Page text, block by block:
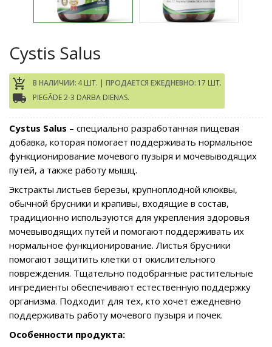
Cystis Salus
add_shopping_cart В НАЛИЧИИ: 4 ШТ. | ПРОДАЕТСЯ ЕЖЕДНЕВНО: 17 ШТ.
local_shipping PIEGĀDE 2-3 DARBA DIENAS.
Cystus Salus – специально разработанная пищевая
добавка, которая помогает поддерживать нормальное
функционирование мочевого пузыря и мочевыводящих
путей, а также работу мышц.
Экстракты листьев березы, крупноплодной клюквы,
обычной брусники и крапивы, входящие в состав,
традиционно используются для укрепления здоровья
мочевыводящих путей и помогают поддерживать их
нормальное функционирование. Листья брусники
помогают защитить клетки от окислительного
повреждения. Тщательно подобранные растительные
ингредиенты обеспечивают естественную поддержку
организма. Подходит для тех, кто хочет ежедневно
поддерживать работу мочевого пузыря и почек.
Особенности продукта: